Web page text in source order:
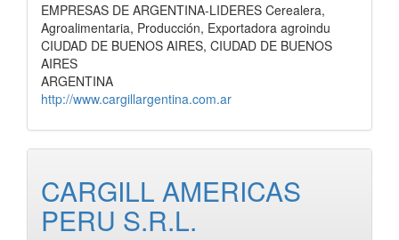
EMPRESAS DE ARGENTINA-LIDERES Cerealera,
Agroalimentaria, Producción, Exportadora agroindu
CIUDAD DE BUENOS AIRES, CIUDAD DE BUENOS
AIRES
ARGENTINA
http://www.cargillargentina.com.ar
CARGILL AMERICAS
PERU S.R.L.